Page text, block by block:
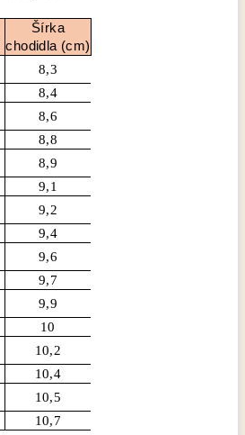
Šírka
chodidla (cm)
8,3
8,4
8,6
8,8
8,9
9,1
9,2
9,4
9,6
9,7
9,9
10
10,2
10,4
10,5
10,7